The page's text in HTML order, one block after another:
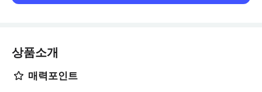
상품소개
매력포인트